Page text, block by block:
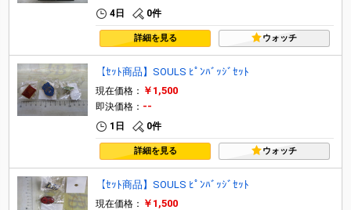
4日 0件
詳細を見る ウォッチ
【ｾｯﾄ商品】SOULS ﾋﾟﾝﾊﾞｯｼﾞｾｯﾄ
現在価格： ￥1,500
即決価格： --
1日 0件
詳細を見る ウォッチ
【ｾｯﾄ商品】SOULS ﾋﾟﾝﾊﾞｯｼﾞｾｯﾄ
現在価格： ￥1,500